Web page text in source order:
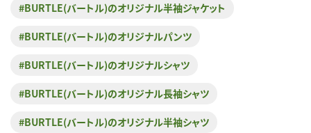
#BURTLE(バートル)のオリジナル半袖ジャケット
#BURTLE(バートル)のオリジナルパンツ
#BURTLE(バートル)のオリジナルシャツ
#BURTLE(バートル)のオリジナル長袖シャツ
#BURTLE(バートル)のオリジナル半袖シャツ